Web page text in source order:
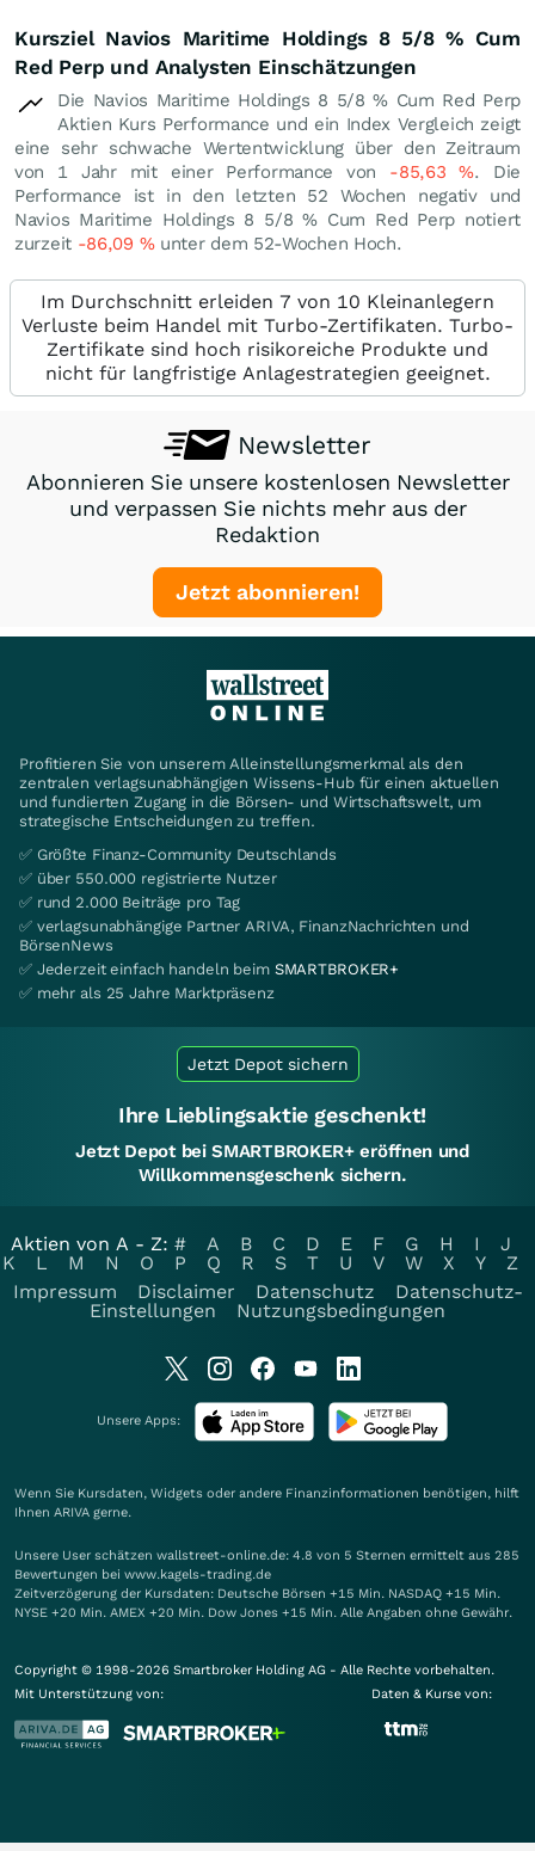
Kursziel Navios Maritime Holdings 8 5/8 % Cum
Red Perp und Analysten Einschätzungen
Die Navios Maritime Holdings 8 5/8 % Cum Red Perp
Aktien Kurs Performance und ein Index Vergleich zeigt
eine sehr schwache Wertentwicklung über den Zeitraum
von 1 Jahr mit einer Performance von -85,63%. Die
Performance ist in den letzten 52 Wochen negativ und
Navios Maritime Holdings 8 5/8 % Cum Red Perp notiert
zurzeit -86,09 %unter dem 52-Wochen Hoch.
Im Durchschnitt erleiden 7 von 10 Kleinanlegern
Verluste beim Handel mit Turbo-Zertifikaten. Turbo-
Zertifikate sind hoch risikoreiche Produkte und
nicht für langfristige Anlagestrategien geeignet.
Newsletter
Abonnieren Sie unsere kostenlosen Newsletter
und verpassen Sie nichts mehr aus der
Redaktion
Jetzt abonnieren!
Profitieren Sie von unserem Alleinstellungsmerkmal als den
zentralen verlagsunabhängigen Wissens-Hub für einen aktuellen
und fundierten Zugang in die Börsen- und Wirtschaftswelt, um
strategische Entscheidungen zu treffen.
✅ Größte Finanz-Community Deutschlands
✅ über 550.000 registrierte Nutzer
✅ rund 2.000 Beiträge pro Tag
✅ verlagsunabhängige Partner ARIVA, FinanzNachrichten und
BörsenNews
✅ Jederzeit einfach handeln beim SMARTBROKER+
✅ mehr als 25 Jahre Marktpräsenz
Jetzt Depot sichern
Ihre Lieblingsaktie geschenkt!
Jetzt Depot bei SMARTBROKER+ eröffnen und
Willkommensgeschenk sichern.
Aktien von A - Z: # A B C D E F G H I
J
K
L M N O P Q R S T U V W X Y
Z
Impressum
Disclaimer Datenschutz
Datenschutz-
Einstellungen
Nutzungsbedingungen
Unsere Apps:
Wenn Sie Kursdaten, Widgets oder andere Finanzinformationen benötigen, hilft
Ihnen ARIVA gerne.
Unsere User schätzen wallstreet-online.de: 4.8 von 5 Sternen ermittelt aus 285
Bewertungen bei www.kagels-trading.de
Zeitverzögerung der Kursdaten: Deutsche Börsen +15 Min. NASDAQ +15 Min.
NYSE +20 Min. AMEX +20 Min. Dow Jones +15 Min. Alle Angaben ohne Gewähr.
Copyright © 1998-2026 Smartbroker Holding AG - Alle Rechte vorbehalten.
Mit Unterstützung von:
Daten & Kurse von: